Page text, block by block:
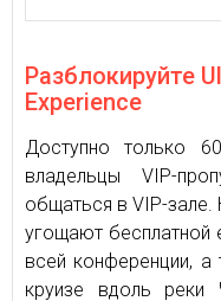
Разблокируйте
Experience
Доступно только
владельцы VIP-
общаться в VIP-зале.
угощают бесплатной
всей конференции,
круизе вдоль реки